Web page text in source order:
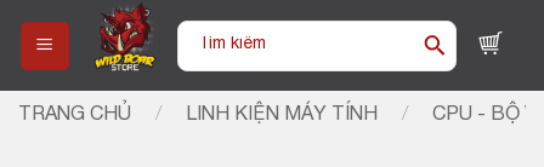
content
Tìm
TRANG CHỦ / LINH KIỆN MÁY TÍNH / CPU - BỘ